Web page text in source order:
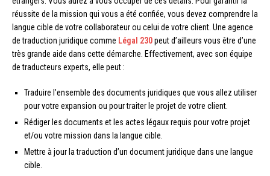
réussite de la mission qui vous a été confiée, vous devez comprendre la
langue cible de votre collaborateur ou celui de votre client. Une agence
de traduction juridique comme Légal 230peut d’ailleurs vous être d’une
très grande aide dans cette démarche. Effectivement, avec son équipe
de traducteurs experts, elle peut :
Traduire l’ensemble des documents juridiques que vous allez utiliser
pour votre expansion ou pour traiter le projet de votre client.
Rédiger les documents et les actes légaux requis pour votre projet
et/ou votre mission dans la langue cible.
Mettre à jour la traduction d’un document juridique dans une langue
cible.